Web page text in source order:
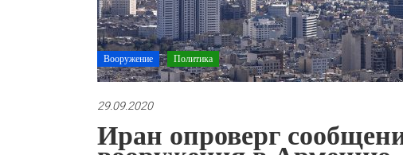
Вооружение Политика
29.09.2020
Иран опроверг